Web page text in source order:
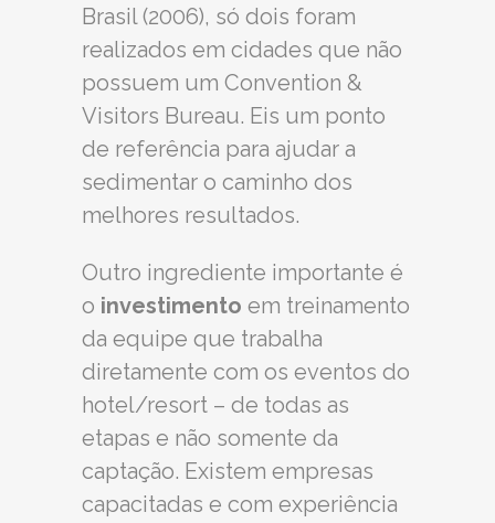
Brasil (2006), só dois foram
realizados em cidades que não
possuem um Convention &
Visitors Bureau. Eis um ponto
de referência para ajudar a
sedimentar o caminho dos
melhores resultados.
Outro ingrediente importante é
o investimento em treinamento
da equipe que trabalha
diretamente com os eventos do
hotel/resort – de todas as
etapas e não somente da
captação. Existem empresas
capacitadas e com experiência